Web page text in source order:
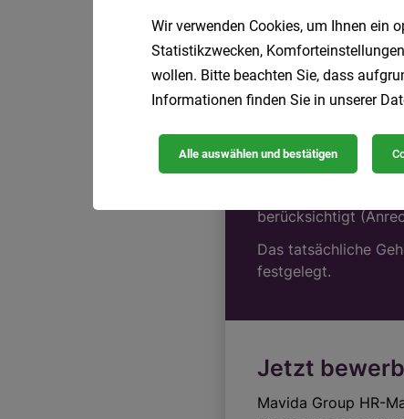
Wir verwenden Cookies, um Ihnen ein
Statistikzwecken,
wollen. Bitte beachten Sie, dass
Informationen finden Sie in unserer
Alle auswählen und bestätigen